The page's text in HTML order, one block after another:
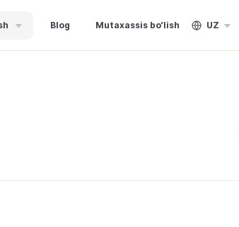
Blog Mutaxassis bo‘lish UZ